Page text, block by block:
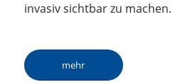
invasiv sichtbar zu machen.
mehr